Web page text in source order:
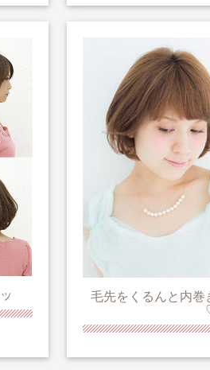
毛先をくるんと内巻